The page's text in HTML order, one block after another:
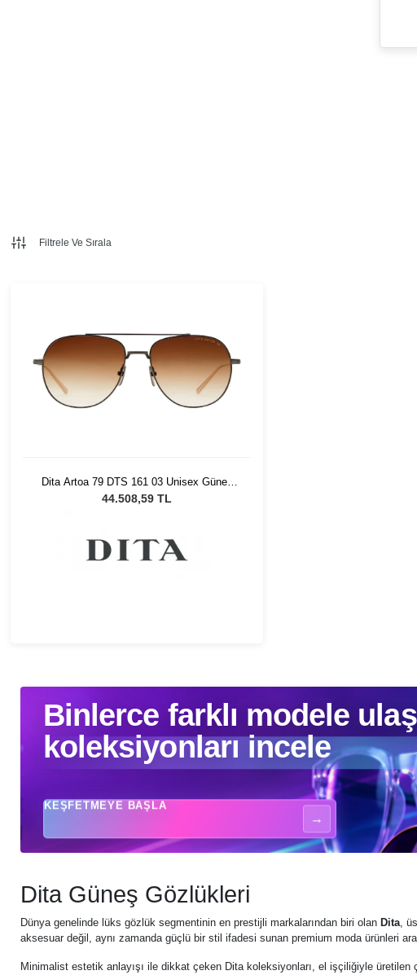
Filtrele Ve Sırala
Dita Artoa 79 DTS 161 03 Unisex Güneş
Gözlüğü
44.508,59 TL
Binlerce farklı modele
koleksiyonları incele
KEŞFETMEYE BAŞLA
→
Dita Güneş Gözlükleri
Dünya genelinde lüks gözlük segmentinin en prestijli markalarından biri olan Dita,
aksesuar değil, aynı zamanda güçlü bir stil ifadesi sunan premium moda ürünleri
Minimalist estetik anlayışı ile dikkat çeken Dita koleksiyonları, el işçiliğiyle üretilen